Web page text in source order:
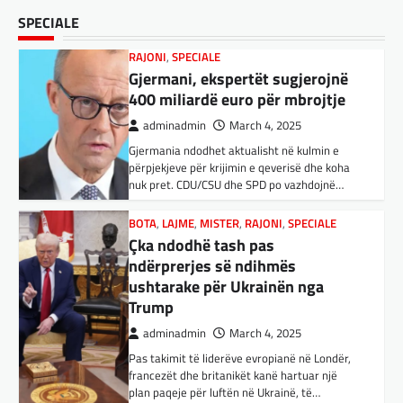
SPECIALE
ndërprerjes së ndihmës
ushtarake për Ukrainën nga
Trump
adminadmin March 4, 2025
Pas takimit të liderëve evropianë në Londër,
francezët dhe britanikët kanë hartuar një
plan paqeje për luftën në Ukrainë, të…
BOTA,KRONIKË E ZEZË,LAJME,
MË TË FUNDIT,MISTER,RAJONI,SPECIALE
TOP
Trump ndërpreu ndihmën
ushtarake, kryeministri i
Ukrainës: Të vendosur për
vazhdimin e bashkëpunimit me
SHBA!
adminadmin March 4, 2025
Kryeministri i Ukrainës thotë se vendi i tij
Nga Preç Zogaj Me rikthimin e bujshëm në
Shtëpinë e Bardhë, Presidenti Tramp po e
trondit status-quonë ndërkombëtare të
miqësive,…
FUN,KULTURË, LAJME,MISTER,OPINIONE
SPECIALE
Kuvendi i Lezhës dhe konteksti
aktual gjeopolitik i shqiptarëve
Kuvendi i Lezhës i vitit 1444 është një ngjarje
historike që edhe sot prodhon mesazhe
rëndësishme për kombin shqiptar. Ky…
BOTA,KULTURË
OPINIONE ,RAJONI, SPECIALE,TOP
E megjithatë Amerika është
opsioni më i mirë për shqiptarët
adminadmin March 3, 2025